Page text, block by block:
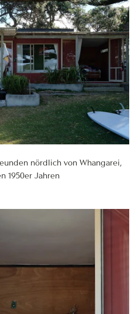
nördlich von Whangarei,
1950er Jahren